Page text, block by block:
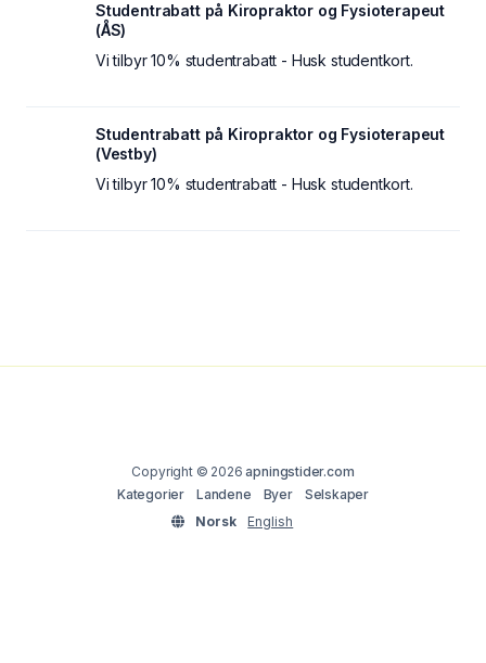
Studentrabatt på Kiropraktor og Fysioterapeut
(ÅS)
Vi tilbyr 10% studentrabatt - Husk studentkort.
Studentrabatt på Kiropraktor og Fysioterapeut
(Vestby)
Vi tilbyr 10% studentrabatt - Husk studentkort.
Copyright © 2026apningstider.com
Kategorier
Landene Byer
Selskaper
Norsk
English